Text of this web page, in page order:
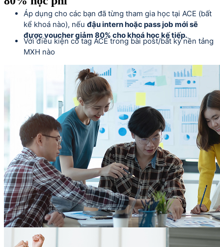
Áp dụng cho các bạn đã từng tham gia học tại ACE (bất
kể khoá nào), nếu đậu intern hoặc pass job mới sẽ
được voucher giảm 80% cho khoá học kế tiếp.
Với điều kiện có tag ACE trong bài post/bất kỳ nền tảng
MXH nào